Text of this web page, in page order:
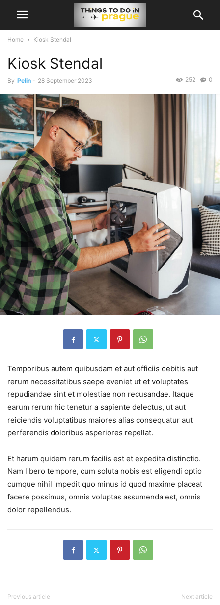
Home Kiosk Stendal
Kiosk Stendal
By Pelin - 28 September 2023 0
252
Temporibus autem quibusdam et aut officiis debitis aut
rerum necessitatibus saepe eveniet ut et voluptates
repudiandae sint et molestiae non recusandae. Itaque
earum rerum hic tenetur a sapiente delectus, ut aut
reiciendis voluptatibus maiores alias consequatur aut
perferendis doloribus asperiores repellat.
Et harum quidem rerum facilis est et expedita distinctio.
Nam libero tempore, cum soluta nobis est eligendi optio
cumque nihil impedit quo minus id quod maxime placeat
facere possimus, omnis voluptas assumenda est, omnis
dolor repellendus.
Previous article Next article